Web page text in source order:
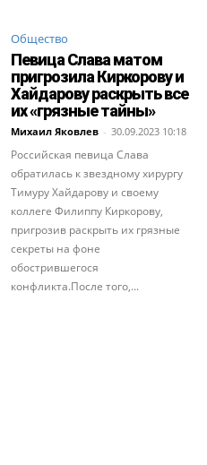
Общество
Певица Слава матом
пригрозила Киркорову и
Хайдарову раскрыть все
их «грязные тайны»
Михаил Яковлев - 30.09.2023 10:18
Российская певица Слава
обратилась к звездному хирургу
Тимуру Хайдарову и своему
коллеге Филиппу Киркорову,
пригрозив раскрыть их грязные
секреты на фоне
обострившегося
конфликта.После того,...